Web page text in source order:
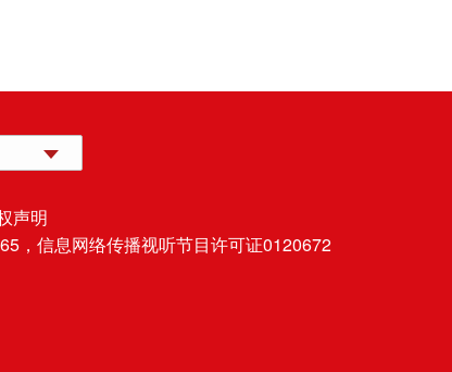
声明
， 信息网络传播视听节目许可证0120672